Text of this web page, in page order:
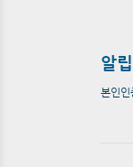
알
본인인